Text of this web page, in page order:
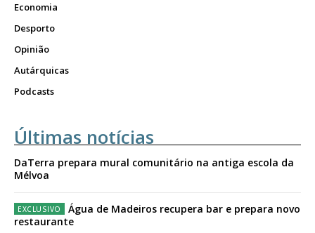
Economia
Desporto
Opinião
Autárquicas
Podcasts
Últimas notícias
DaTerra prepara mural comunitário na antiga escola da
Mélvoa
Água de Madeiros recupera bar e prepara novo
restaurante